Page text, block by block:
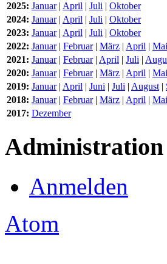
2025: Januar| April | Juli | Oktober
2024: Januar| April | Juli | Oktober
2023: Januar| April | Juli | Oktober
2022: Januar| Februar| März | April | Mai
2021: Januar| Februar| April | Juli |
2020: Januar| Februar| März | April | Mai
2019: Januar| April | Juni | Juli | August|
2018: Januar| Februar| März | April | Mai
2017: Dezember
Administration
Anmelden
Atom